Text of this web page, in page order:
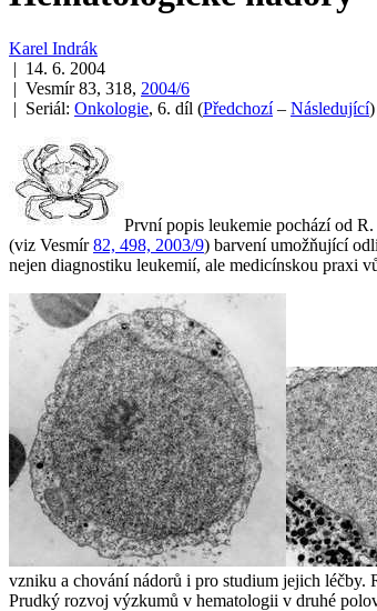
Karel Indrák
| 14. 6. 2004
| Vesmír 83, 318, 2004/6
| Seriál: Onkologie, 6. díl (Předchozí– Následující)
První popis leukemie pochází od
(viz Vesmír82, 498, 2003/9) barvení umožňující
nejen diagnostiku leukemií, ale medicínskou praxi
vzniku a chování nádorů i pro studium jejich léčby.
Prudký rozvoj výzkumů v hematologii v druhé